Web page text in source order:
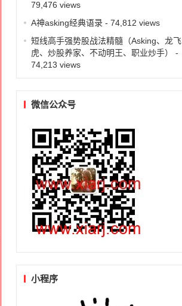
79,476 views
A神asking经典语录- 74,812 views
短线高手强势股战法精髓（Asking、龙飞
虎、炒股养家、不动明王、职业炒手）
-
74,213 views
微信公众号
小程序